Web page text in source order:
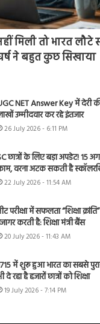
मिली तो भारत लौटे
ने बहुत कुछ सिखाया
NET Answer Key में देरी
उम्मीदवार कर रहे इंतजार
26 July 2026 - 6:11 PM
छात्रों के लिए बड़ा अपडेट! 15
वरना अटक सकती है
22 July 2026 - 11:54 AM
परीक्षा में सफलता “शिक्षा
करती है: शिक्षा मंत्री बैंस
20 July 2026 - 11:43 AM
में शुरू हुआ भारत का सबसे
दे रहा है हजारों छात्रों को शिक्षा
19 July 2026 - 7:14 PM